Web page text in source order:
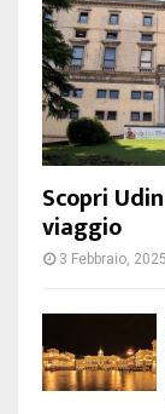
Scopri
viaggio
3 Febbraio, 2025